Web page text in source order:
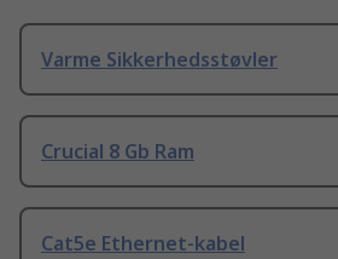
Varme Sikkerhedsstøvler
Crucial 8 Gb Ram
Cat5e Ethernet-kabel